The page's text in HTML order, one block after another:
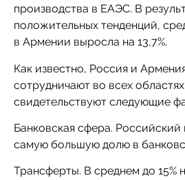
производства в ЕАЭС. В
положительных тенденций,
в Армении выросла на 13,7%.
Как известно, Россия и
сотрудничают во всех
свидетельствуют следующие
Банковская сфера. Российский
самую большую долю в
Трансферты. В среднем до 15%